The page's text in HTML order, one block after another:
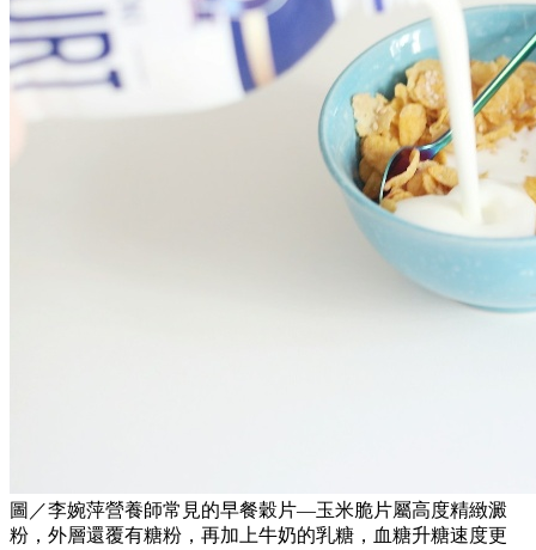
圖／李婉萍營養師常見的早餐穀片—玉米脆片屬高度精緻澱
粉，外層還覆有糖粉，再加上牛奶的乳糖，血糖升糖速度更